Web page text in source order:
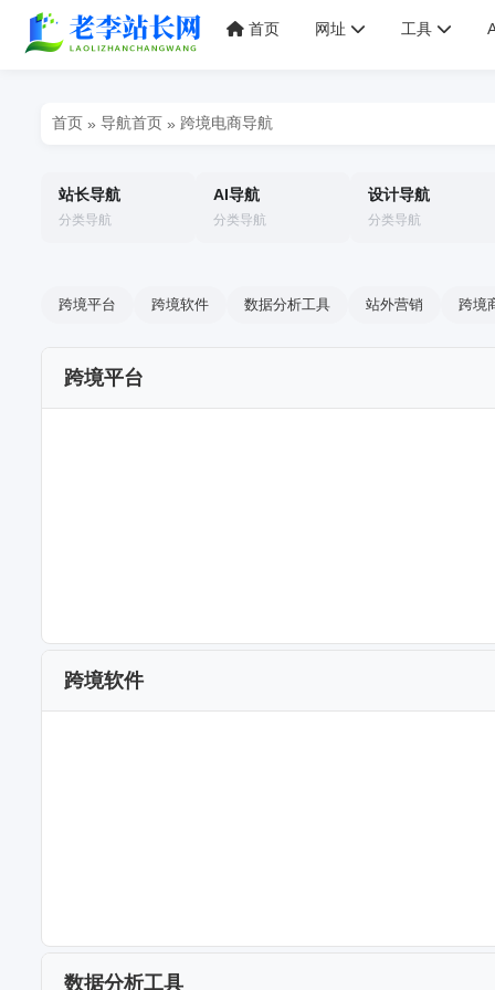
首页 网址 工具
首页 » 导航首页 » 跨境电商导航
站长导航
分类导航
AI导航
分类导航
设计导航
分类导航
跨境平台 跨境软件 数据分析工具 站外营销 跨境
跨境平台
跨境软件
数据分析工具